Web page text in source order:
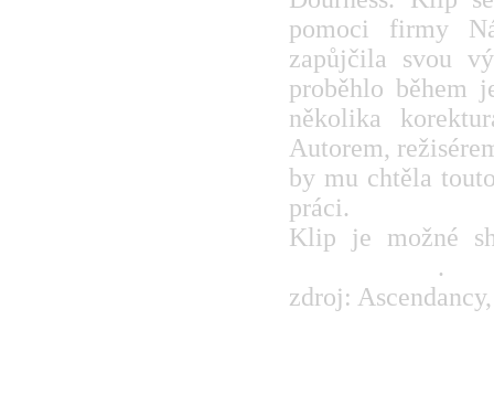
pomoci firmy
zapůjčila svou
proběhlo během
několika
Autorem,
by mu chtěla
práci.
Klip je možné
.
zdroj: